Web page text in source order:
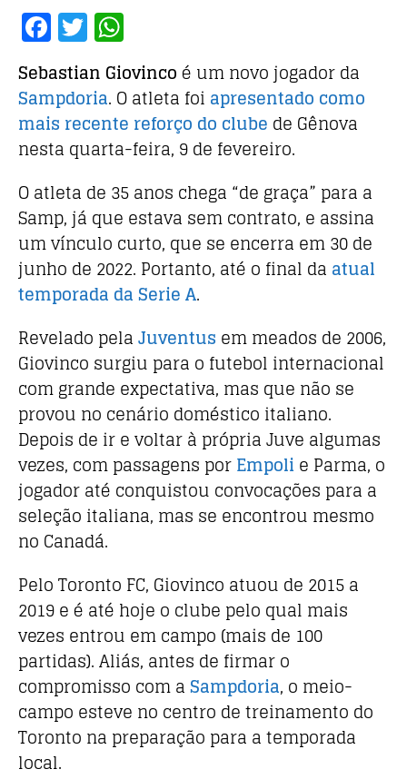
F
a
c
e
b
o
o
k
T
w
it
te
r
h
at
s
A
p
p
Sebastian Giovinco é um novo jogador da
Sampdoria. O atleta foi apresentado como
mais recente reforço do clube de Gênova
nesta quarta-feira, 9 de fevereiro.
O atleta de 35 anos chega “de graça” para a
Samp, já que estava sem contrato, e assina
um vínculo curto, que se encerra em 30 de
junho de 2022. Portanto, até o final da atual
temporada da Serie A.
Revelado pelaJuventus em meados de 2006,
Giovinco surgiu para o futebol internacional
com grande expectativa, mas que não se
provou no cenário doméstico italiano.
Depois de ir e voltar à própria Juve algumas
vezes, com passagens porEmpoli e Parma, o
jogador até conquistou convocações para a
seleção italiana, mas se encontrou mesmo
no Canadá.
Pelo Toronto FC, Giovinco atuou de 2015 a
2019 e é até hoje o clube pelo qual mais
vezes entrou em campo (mais de 100
partidas). Aliás, antes de firmar o
compromisso com aSampdoria, o meio-
campo esteve no centro de treinamento do
Toronto na preparação para a temporada
local.